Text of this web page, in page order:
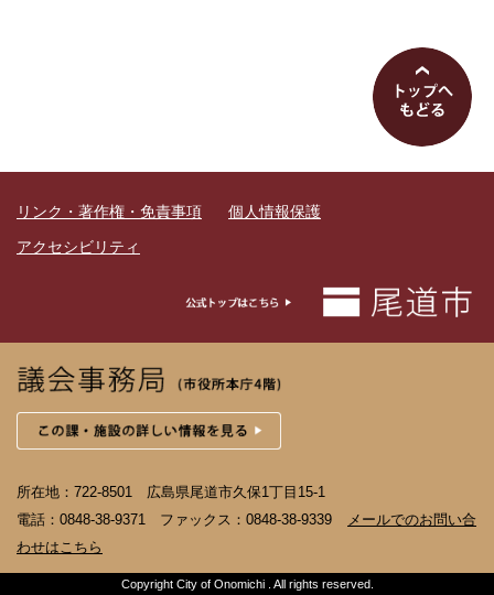
リンク・著作権・免責事項
個人情報保護
アクセシビリティ
所在地：722-8501 広島県尾道市久保1丁目15-1
電話：0848-38-9371 ファックス：0848-38-9339
メールでのお問い合
わせはこちら
Copyright City of Onomichi . All rights reserved.